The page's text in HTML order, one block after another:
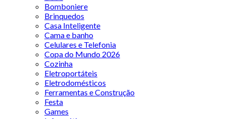
Bomboniere
Brinquedos
Casa Inteligente
Cama e banho
Celulares e Telefonia
Copa do Mundo 2026
Cozinha
Eletroportáteis
Eletrodomésticos
Ferramentas e Construção
Festa
Games